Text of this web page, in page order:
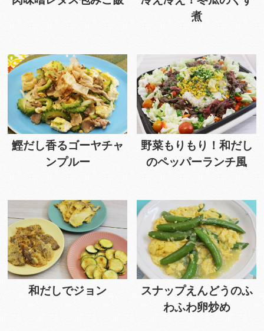
煮
鰹だし香るゴーヤチャ
ンプルー
野菜もりもり！和だし
のペッパーランチ風
和だしでジョン
スナップえんどうのふ
わふわ卵炒め